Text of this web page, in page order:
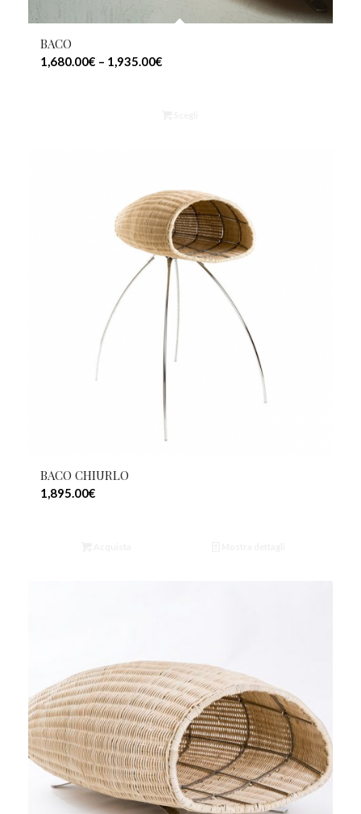
BACO
1,680.00€ – 1,935.00€
BACO CHIURLO
1,895.00€